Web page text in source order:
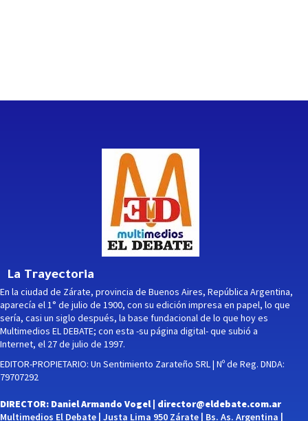
La Trayectoria
En la ciudad de Zárate, provincia de Buenos Aires, República Argentina,
aparecía el 1° de julio de 1900, con su edición impresa en papel, lo que
sería, casi un siglo después, la base fundacional de lo que hoy es
Multimedios EL DEBATE; con esta -su página digital- que subió a
Internet, el 27 de julio de 1997.
EDITOR-PROPIETARIO: Un Sentimiento Zarateño SRL | Nº de Reg. DNDA:
79707292
DIRECTOR: Daniel Armando Vogel | director@eldebate.com.ar
Multimedios El Debate | Justa Lima 950 Zárate | Bs. As. Argentina |